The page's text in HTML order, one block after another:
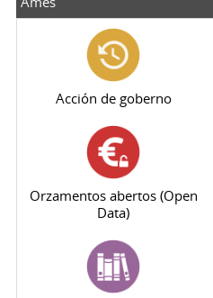
Acción de goberno
Orzamentos abertos (Open
Data)